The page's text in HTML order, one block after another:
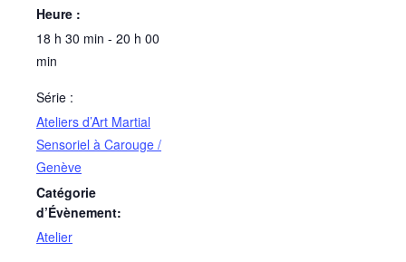
Heure :
18 h 30 min - 20 h 00
min
Série :
Ateliers d’Art Martial
Sensoriel à Carouge /
Genève
Catégorie
d’Évènement:
Atelier